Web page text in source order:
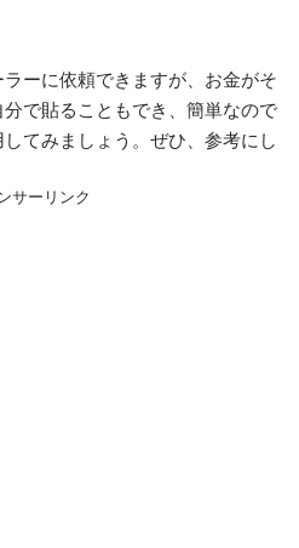
ーに依頼できますが、お金がそ
で貼ることもでき、簡単なので
てみましょう。ぜひ、参考にし
サーリンク